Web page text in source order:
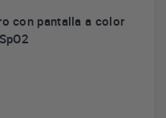
con pantalla a color